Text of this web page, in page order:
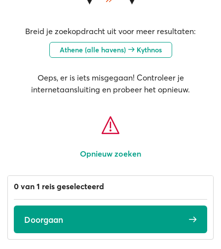
Breid je zoekopdracht uit voor meer resultaten:
Athene (alle havens) Kythnos
Oeps, er is iets misgegaan! Controleer je
internetaansluiting en probeer het opnieuw.
Opnieuw zoeken
0 van 1 reis geselecteerd
Doorgaan